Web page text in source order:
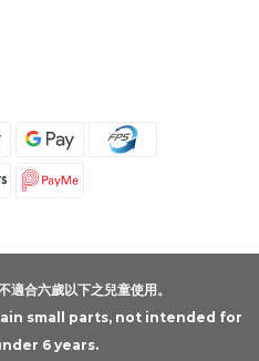
適合六歲以下之兒童使用。
small parts, not intended for
6 years.